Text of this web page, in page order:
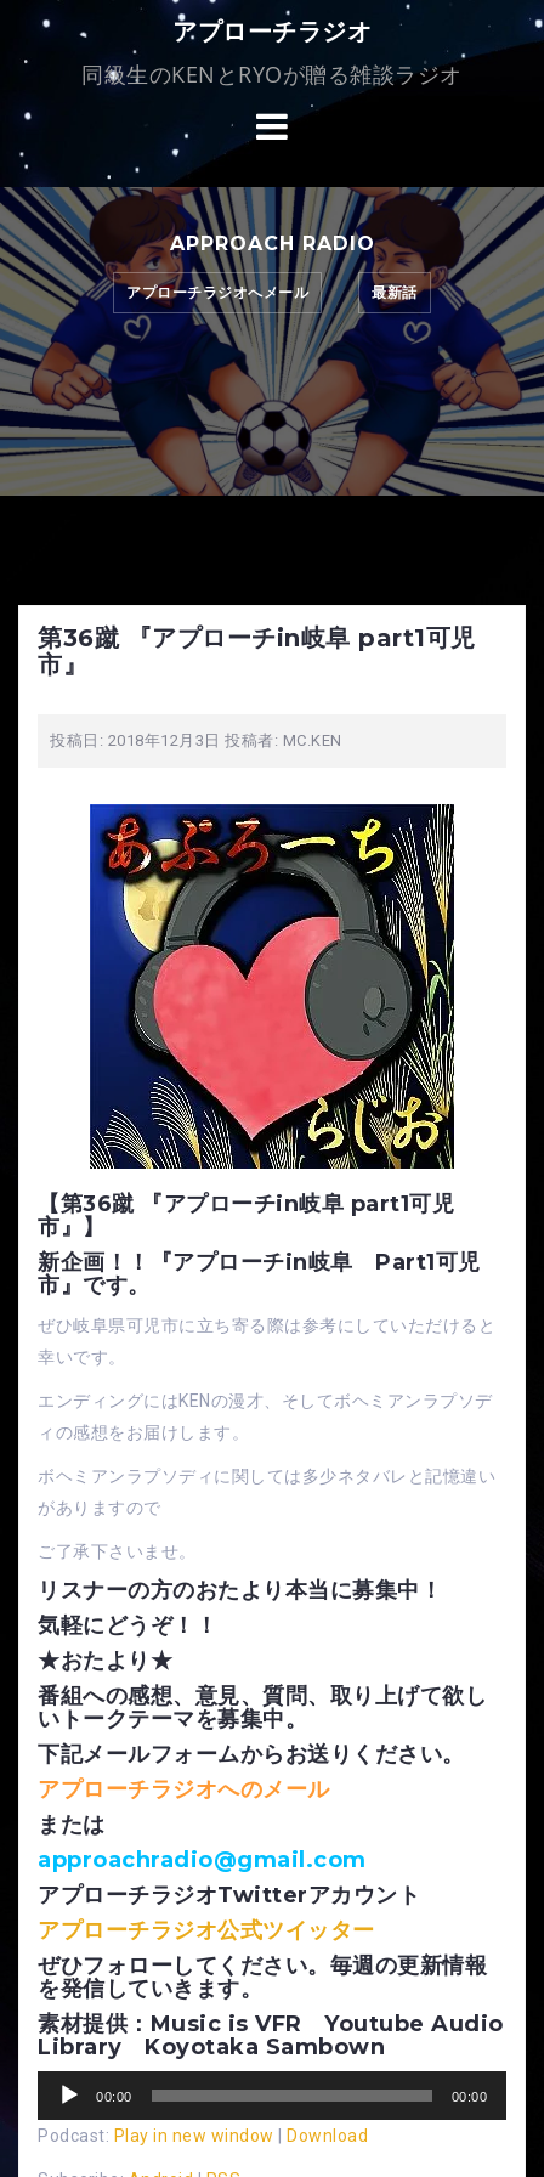
ス
キ
ッ
アプローチラジオ
同級生のKENとRYOが贈る雑談ラジオ
APPROACH RADIO
アプローチラジオへメール 最新話
第36蹴 『アプローチin岐阜 part1可児
市』
投稿日: 2018年12月3日 投稿者: MC.KEN
【第36蹴 『アプローチin岐阜 part1可児
市』】
新企画！！『アプローチin岐阜 Part1可児
市』です。
ぜひ岐阜県可児市に立ち寄る際は参考にしていただけると
幸いです。
エンディングにはKENの漫才、そしてボヘミアンラプソデ
ィの感想をお届けします。
ボヘミアンラプソディに関しては多少ネタバレと記憶違い
がありますので
ご了承下さいませ。
リスナーの方のおたより本当に募集中！
気軽にどうぞ！！
★おたより★
番組への感想、意見、質問、取り上げて欲し
いトークテーマを募集中。
下記メールフォームからお送りください。
アプローチラジオへのメール
または
approachradio@gmail.com
アプローチラジオTwitterアカウント
アプローチラジオ公式ツイッター
ぜひフォローしてください。毎週の更新情報
を発信していきます。
素材提供：Music is VFR Youtube Audio
Library Koyotaka Sambown
声
00:00 00:00
Podcast: Play in new window Download